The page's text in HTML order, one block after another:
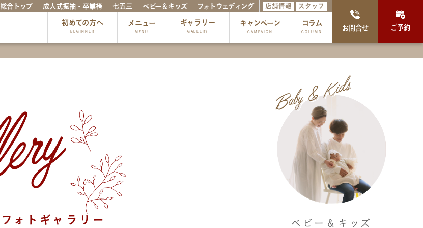
総合トップ 成人式振袖・卒業袴 七五三 ベビー＆キッズ フォトウェディング 店舗情報 スタッフ
初めての方へ
BEGINNER
メニュー
MENU
ギャラリー
GALLERY
キャンペーン
CAMPAIGN
コラム
COLUMN
お問合せ ご予約
フォトギャラリー
Baby & Kids
ベビー＆キッズ